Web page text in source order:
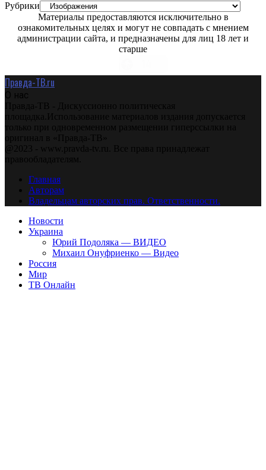
Рубрики
Материалы предоставляются исключительно в
ознакомительных целях и могут не совпадать с мнением
администрации сайта, и предназначены для лиц 18 лет и
старше
Правда-ТВ.ru
О нас
Правда-ТВ - Дискуссионно политическая
площадка.Использование материалов издания допускается
только при одновременном размещении гиперссылки на
оригинал в «Правда-ТВ»
@2023 - www.pravda-tv.ru. Все права принадлежат
правообладателям.
Главная
Авторам
Владельцам авторских прав. Ответственности.
Новости
Украина
Юрий Подоляка — ВИДЕО
Михаил Онуфриенко — Видео
Россия
Мир
ТВ Онлайн